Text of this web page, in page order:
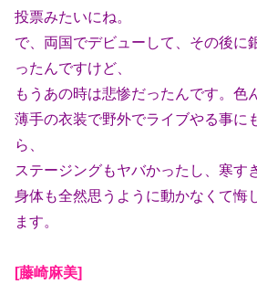
投票みたいにね。
で、両国でデビューして、その後に
ったんですけど、
もうあの時は悲惨だったんです。色
薄手の衣装で野外でライブやる事に
ら、
ステージングもヤバかったし、寒す
身体も全然思うように動かなくて悔
ます。
[藤崎麻美]